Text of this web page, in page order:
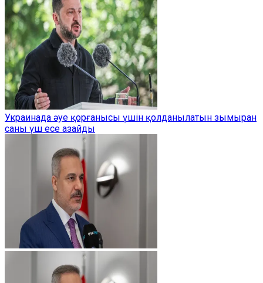
Украинада әуе қорғанысы үшін қолданылатын зымыран
саны үш есе азайды